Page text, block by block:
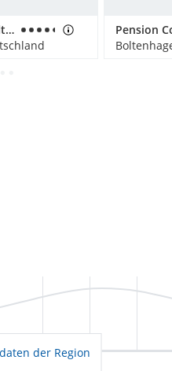
Lindner Hotel Boltenhagen, part of JdV by Hyatt
Pension
der Region